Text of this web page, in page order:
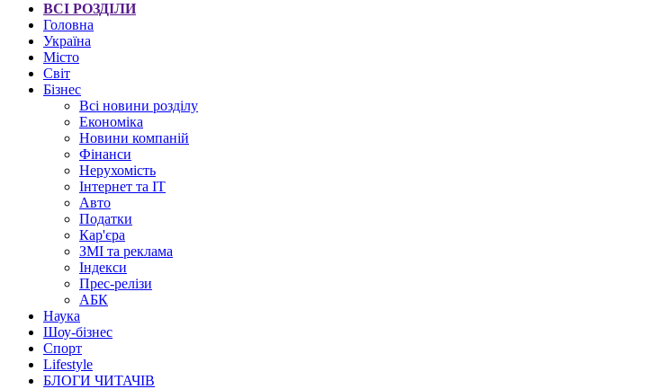
ВСІ РОЗДІЛИ
Головна
Україна
Місто
Світ
Бізнес
Всі новини розділу
Економіка
Новини компаній
Фінанси
Нерухомість
Інтернет та IT
Авто
Податки
Кар'єра
ЗМІ та реклама
Індекси
Прес-релізи
АБК
Наука
Шоу-бізнес
Спорт
Lifestyle
БЛОГИ ЧИТАЧІВ